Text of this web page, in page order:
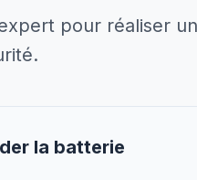
pour réaliser
la batterie